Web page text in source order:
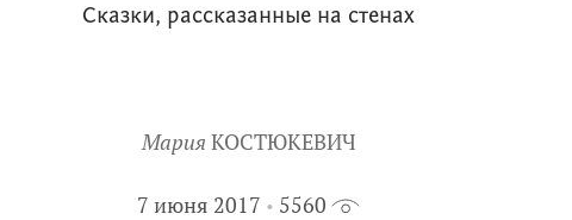
Сказки, рассказанные на стенах
Мария КОСТЮКЕВИЧ
7 июня 2017 5560